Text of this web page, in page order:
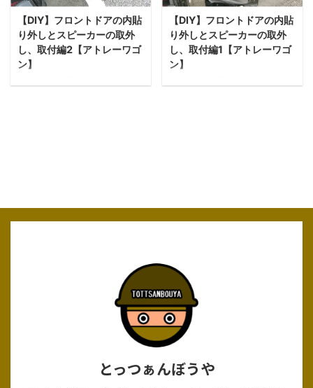
グカーに改造された車両も販
売されていました。 今回はオ
ーディオの取り外し作業です
が、取り付けや交換の際に参
考になると思いますので、こ
のある方も是非ご覧下さい！
ので、よく行くホームセンタ
ーで代替品になる材料がない
かと探したところ、 使えそう
な材料がかなりありました！
さすがホームセンター！ よく
ど家庭でもDIYでも使う場面が
【DIY】フロントドアの内貼
り外しとスピーカーの取外
し、取付編2【アトレーワゴ
ン】
ーを 外したのでしょうね。 ひ
とまずガムテープで簡易補修
です。大丈夫かなぁ。 まぁこ
れで何とかきれいになるっし
【DIY】フロントドアの内貼
り外しとスピーカーの取外
し、取付編1【アトレーワゴ
ン】
ありませんが（；ω；） ケン
ウッド(KENWOOD) 17cmカス
タムフィットスピーカ ...
とっつぁんぼうや